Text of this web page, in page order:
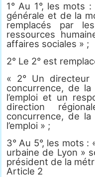
1° Au 1°, les mots
générale et de la
remplacés par
ressources
affaires sociales » ;
2° Le 2° est
« 2° Un directeur
concurrence, de
l’emploi et un
direction
concurrence, de
l’emploi » ;
3° Au 5°, les mots
urbaine de Lyon »
président de la
Article 2